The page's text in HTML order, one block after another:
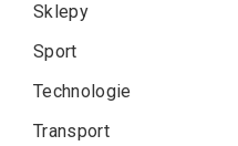
Sklepy
Sport
Technologie
Transport